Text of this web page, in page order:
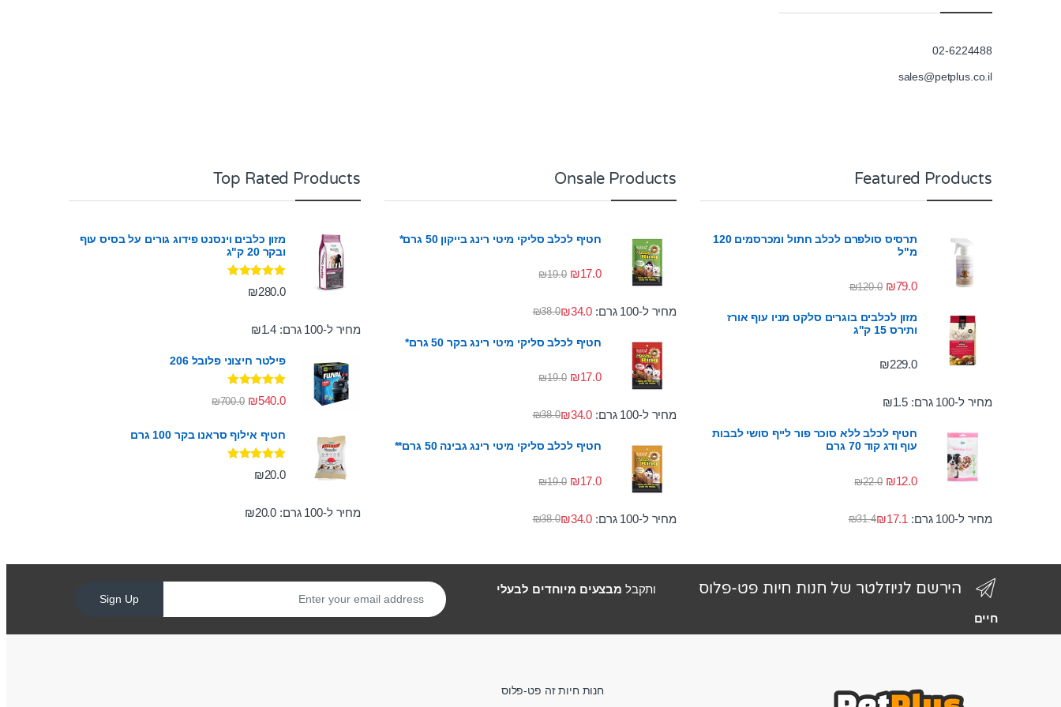
02-6224488
sales@petplus.co.il
Featured Products
תרסיס סולפרם לכלב חתול ומכרסמים 120
מ"ל
₪79.0
₪120.0
מזון לכלבים בוגרים סלקט מניו עוף אורז
ותירס 15 ק"ג
₪229.0
מחיר ל-100 גרם: ₪1.5
חטיף לכלב ללא סוכר פור לייף סושי לבבות
עוף ודג קוד 70 גרם
₪12.0
₪22.0
מחיר ל-100 גרם: ₪31.4₪17.1
Onsale Products
חטיף לכלב סליקי מיטי רינג בייקון 50 גרם*
₪17.0
₪19.0
מחיר ל-100 גרם: ₪38.0₪34.0
חטיף לכלב סליקי מיטי רינג בקר 50 גרם*
₪17.0
₪19.0
מחיר ל-100 גרם: ₪38.0₪34.0
חטיף לכלב סליקי מיטי רינג גבינה 50 גרם**
₪17.0
₪19.0
מחיר ל-100 גרם: ₪38.0₪34.0
Top Rated Products
מזון כלבים וינסנט פידוג גורים על בסיס עוף
ובקר 20 ק"ג
דורג5.00
מתוך 5 ₪280.0
מחיר ל-100 גרם: ₪1.4
פילטר חיצוני פלובל 206
דורג 5.00
מתוך 5 ₪540.0
₪700.0
חטיף אילוף סראנו בקר 100 גרם
דורג
מתוך 5₪20.0
מחיר ל-100 גרם: ₪20.0
הירשם לניוזלטר של חנות חיות פט-פלוס ותקבל מבצעים מיוחדים לבעלי
חיים
Sign Up
חנות חיות זה פט-פלוס